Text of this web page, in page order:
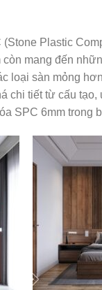
Plastic
mang đến
loại sàn mỏng
chi tiết từ cấu tạo,
SPC 6mm trong